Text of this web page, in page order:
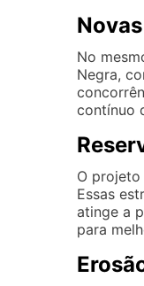
No
Negra,
contínuo
O
Essas
atinge a
para